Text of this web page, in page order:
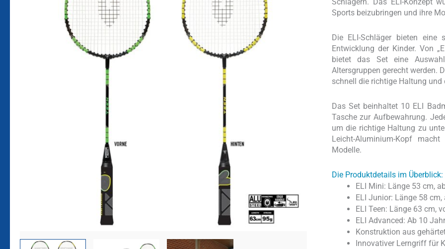
Sports beizubringen und ihre
Die ELI-Schläger bieten
Entwicklung der Kinder. Von
bietet das Set eine
Altersgruppen gerecht werden.
schnell die richtige Haltung
Das Set beinhaltet 10 ELI
Tasche zur Aufbewahrung.
um die richtige Haltung zu
Leicht-Aluminium-Kopf
Modelle.
Die Produktdetails im Überblick:
ELI Mini: Länge 53 cm,
ELI Junior: Länge 58
ELI Teen: Länge 63 cm,
ELI Advanced: Ab 10
Konstruktion aus
Innovativer Lerngriff für
Schläger
Menge